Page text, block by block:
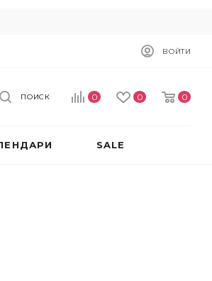
ВОЙТИ
0 0 0
ПОИСК
SALE